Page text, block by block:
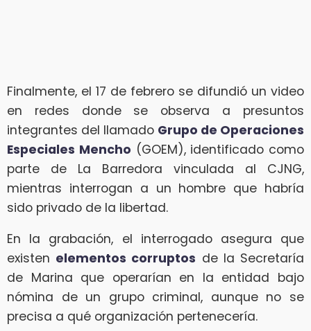
Finalmente, el 17 de febrero se difundió un video
en redes donde se observa a presuntos
integrantes del llamado Grupo de Operaciones
Especiales Mencho (GOEM), identificado como
parte de La Barredora vinculada al CJNG,
mientras interrogan a un hombre que habría
sido privado de la libertad.
En la grabación, el interrogado asegura que
existen elementos corruptos de la Secretaría
de Marina que operarían en la entidad bajo
nómina de un grupo criminal, aunque no se
precisa a qué organización pertenecería.